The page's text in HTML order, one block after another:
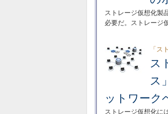
ストレージ仮想化製
必要だ。ストレージ
「ス
ス
ス
ットワーク
ストレージ仮想化に